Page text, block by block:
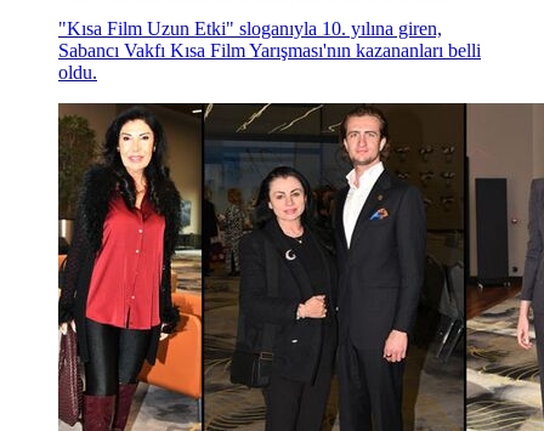
"Kısa Film Uzun Etki" sloganıyla 10. yılına giren,
Sabancı Vakfı Kısa Film Yarışması'nın kazananları belli
oldu.